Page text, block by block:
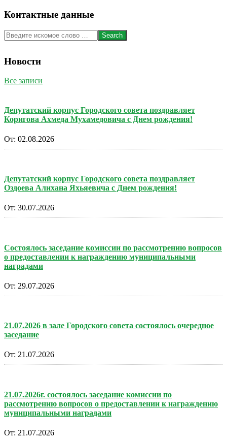
Контактные данные
Search
Новости
Все записи
Депутатский корпус Городского совета поздравляет
Коригова Ахмеда Мухамедовича с Днем рождения!
От: 02.08.2026
Депутатский корпус Городского совета поздравляет
Оздоева Алихана Яхьяевича с Днем рождения!
От: 30.07.2026
Состоялось заседание комиссии по рассмотрению вопросов
о предоставлении к награждению муниципальными
наградами
От: 29.07.2026
21.07.2026 в зале Городского совета состоялось очередное
заседание
От: 21.07.2026
21.07.2026г. состоялось заседание комиссии по
рассмотрению вопросов о предоставлении к награждению
муниципальными наградами
От: 21.07.2026